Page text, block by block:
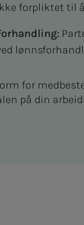
forpliktet til
for
på din